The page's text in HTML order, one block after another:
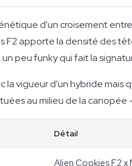
d'un croisement
F2 apporte la densité des
peu funky qui fait la
la vigueur d'un hybride
au milieu de la
Détail
Alien Cookies F2 x